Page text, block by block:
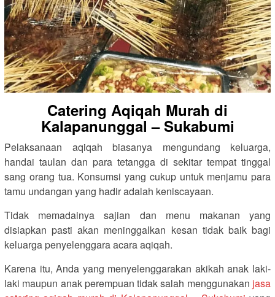
Catering Aqiqah Murah di
Kalapanunggal – Sukabumi
Pelaksanaan aqiqah biasanya mengundang keluarga,
handai taulan dan para tetangga di sekitar tempat tinggal
sang orang tua. Konsumsi yang cukup untuk menjamu para
tamu undangan yang hadir adalah keniscayaan.
Tidak memadainya sajian dan menu makanan yang
disiapkan pasti akan meninggalkan kesan tidak baik bagi
keluarga penyelenggara acara aqiqah.
Karena itu, Anda yang menyelenggarakan akikah anak laki-
laki maupun anak perempuan tidak salah menggunakan jasa